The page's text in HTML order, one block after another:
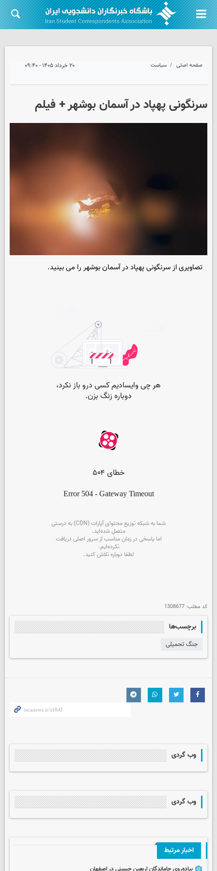
صفحه اصلی سیاست ۲۰ خرداد ۱۴۰۵ - ۰۹:۴۰
سرنگونی پهپاد در آسمان بوشهر + فیلم
تصاویری از سرنگونی پهپاد در آسمان بوشهر را می بینید.
کد مطلب: 1308677
برچسب‌ها
جنگ تحمیلی
وب گردی
وب گردی
اخبار مرتبط
پیاده‌روی جاماندگان اربعین حسینی در اصفهان